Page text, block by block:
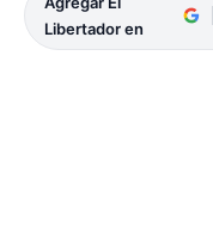
Libertador en